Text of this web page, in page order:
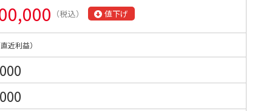
（税込） 値下げ
直近利益）